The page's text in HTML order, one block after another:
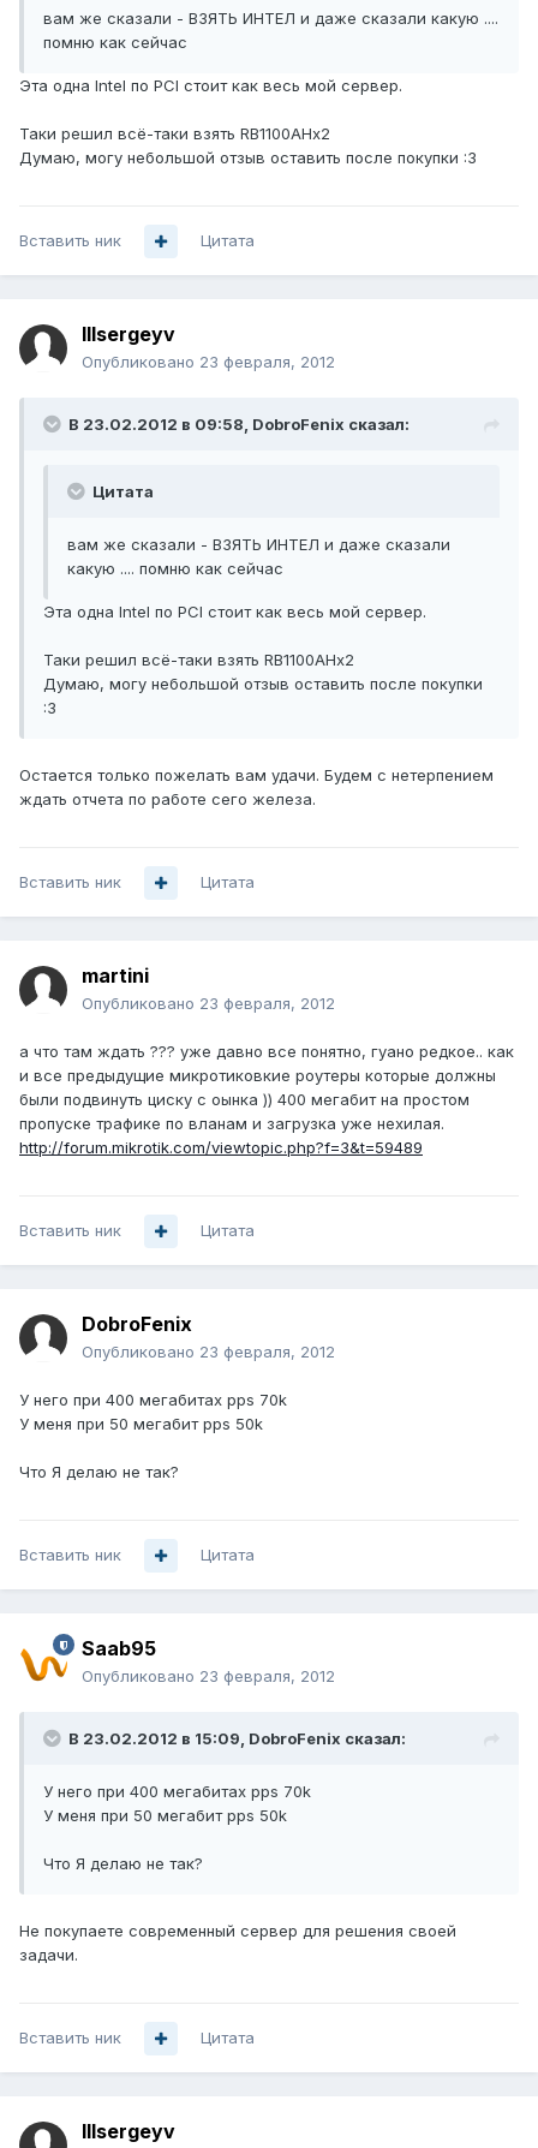
вам же сказали - ВЗЯТЬ ИНТЕЛ и даже сказали какую ....
помню как сейчас
Эта одна Intel по PCI стоит как весь мой сервер.
Таки решил всё-таки взять RB1100AHx2
Думаю, могу небольшой отзыв оставить после покупки :3
Вставить ник Цитата
lllsergeyv
Опубликовано 23 февраля, 2012
В 23.02.2012 в 09:58, DobroFenix сказал:
Цитата
вам же сказали - ВЗЯТЬ ИНТЕЛ и даже сказали
какую .... помню как сейчас
Эта одна Intel по PCI стоит как весь мой сервер.
Таки решил всё-таки взять RB1100AHx2
Думаю, могу небольшой отзыв оставить после покупки
:3
Остается только пожелать вам удачи. Будем с нетерпением
ждать отчета по работе сего железа.
Вставить ник Цитата
martini
Опубликовано 23 февраля, 2012
а что там ждать ??? уже давно все понятно, гуано редкое.. как
и все предыдущие микротиковкие роутеры которые должны
были подвинуть циску с оынка )) 400 мегабит на простом
пропуске трафике по вланам и загрузка уже нехилая.
http://forum.mikrotik.com/viewtopic.php?f=3&t=59489
Вставить ник Цитата
DobroFenix
Опубликовано 23 февраля, 2012
У него при 400 мегабитах pps 70k
У меня при 50 мегабит pps 50k
Что Я делаю не так?
Вставить ник Цитата
Saab95
Опубликовано 23 февраля, 2012
В 23.02.2012 в 15:09, DobroFenix сказал:
У него при 400 мегабитах pps 70k
У меня при 50 мегабит pps 50k
Что Я делаю не так?
Не покупаете современный сервер для решения своей
задачи.
Вставить ник Цитата
lllsergeyv